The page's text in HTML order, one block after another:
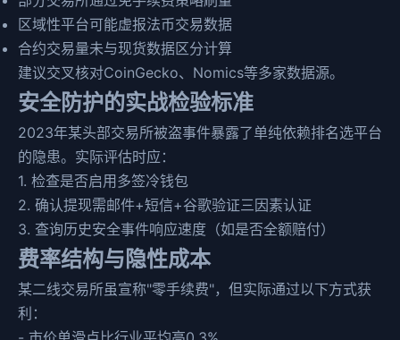
区域性平台可能虚报法币交易数据
合约交易量未与现货数据区分计算
建议交叉核对CoinGecko、Nomics等多家数据源。
安全防护的实战检验标准
2023年某头部交易所被盗事件暴露了单纯依赖排名选平台
的隐患。实际评估时应：
1. 检查是否启用多签冷钱包
2. 确认提现需邮件+短信+谷歌验证三因素认证
3. 查询历史安全事件响应速度（如是否全额赔付）
费率结构与隐性成本
某二线交易所虽宣称"零手续费"，但实际通过以下方式获
利：